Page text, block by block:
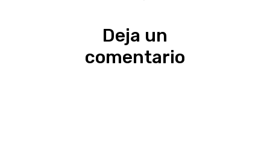
Deja un
comentario